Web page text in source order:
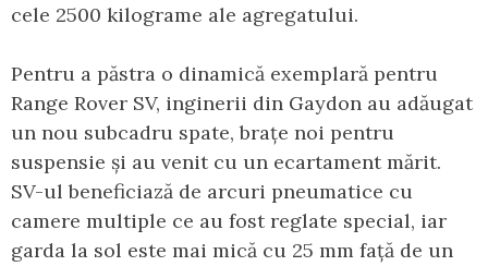
cele 2500 kilograme ale agregatului.
Pentru a păstra o dinamică exemplară pentru
Range Rover SV, inginerii din Gaydon au adăugat
un nou subcadru spate, brațe noi pentru
suspensie și au venit cu un ecartament mărit.
SV-ul beneficiază de arcuri pneumatice cu
camere multiple ce au fost reglate special, iar
garda la sol este mai mică cu 25 mm față de un